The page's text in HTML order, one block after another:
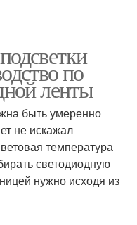
по
ленты
быть умеренно
не искажал
температура
светодиодную
нужно исходя из